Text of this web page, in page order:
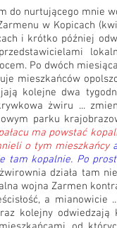
do nurtującego mnie
w Kopicach
i krótko później
Po dwóch
mieszkańców
kolejne dwa
żwiru ...
parku
ma powstać
o tym mieszkańcy
tam kopalnie. Po
działa tam
wojna Zarmen
a mianowicie
kolejny